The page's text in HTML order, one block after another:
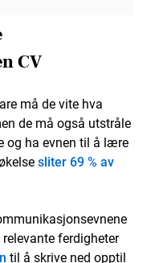
CV
må de vite hva
de må også utstråle
og ha evnen til å lære
sliter 69 % av
ferdigheter
til å skrive ned opptil